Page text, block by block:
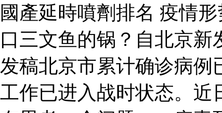
國產延時噴劑排名 疫情
口三文鱼的锅？自北京
发稿北京市累计确诊病例
工作已进入战时状态。近